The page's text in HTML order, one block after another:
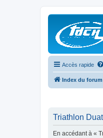
Accès rapide
Index du forum
Triathlon
En accédant à «